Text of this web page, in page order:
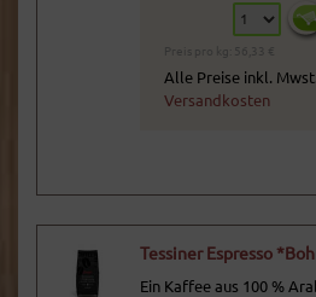
Preis pro kg: 56,33 €
Alle Preise inkl.
Versandkosten
Tessiner Espresso
Ein Kaffee aus 100 %